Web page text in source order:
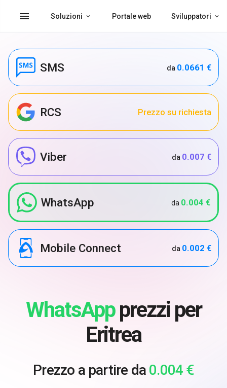
menu Soluzioni Portale web Sviluppatori
SMS da 0.0661 €
RCS Prezzo su richiesta
Viber da 0.007 €
WhatsApp da 0.004 €
Mobile Connect da 0.002 €
WhatsAppprezzi per
Eritrea
Prezzo a partire da 0.004 €